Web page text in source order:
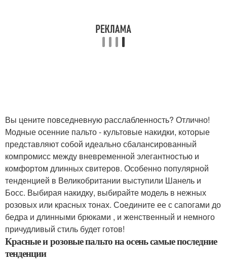
Вы цените повседневную расслабленность? Отлично!
Модные осенние пальто - культовые накидки, которые
представляют собой идеально сбалансированный
компромисс между вневременной элегантностью и
комфортом длинных свитеров. Особенно популярной
тенденцией в Великобритании выступили Шанель и
Босс. Выбирая накидку, выбирайте модель в нежных
розовых или красных тонах. Соедините ее с сапогами до
бедра и длинными брюками , и женственный и немного
причудливый стиль будет готов!
Красные и розовые пальто на осень самые последние
тенденции